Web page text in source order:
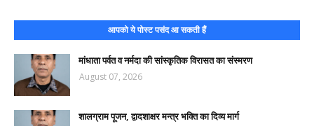
आपको ये पोस्ट पसंद आ सकती हैं
मांधाता पर्वत व नर्मदा की सांस्कृतिक विरासत का संस्मरण
August 07, 2026
शालग्राम पूजन, द्वादशाक्षर मन्त्र भक्ति का दिव्य मार्ग